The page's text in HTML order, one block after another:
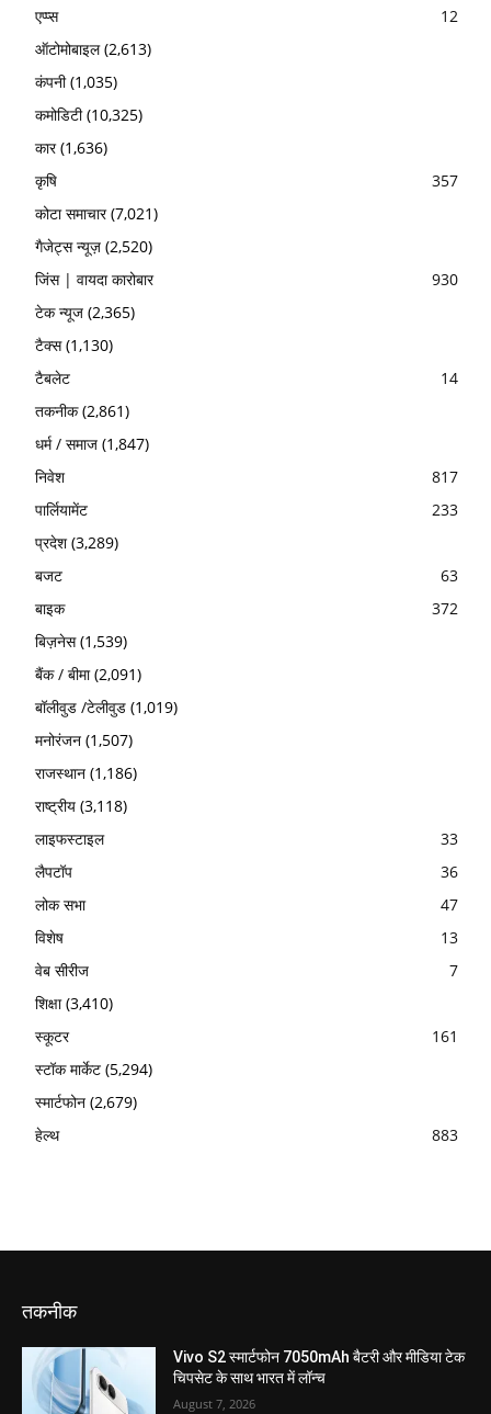
एप्प्स
12
ऑटोमोबाइल(2,613)
कंपनी(1,035)
कमोडिटी(10,325)
कार(1,636)
कृषि
357
कोटा समाचार(7,021)
गैजेट्स न्यूज़ (2,520)
जिंस | वायदा कारोबार
930
टेक न्यूज (2,365)
टैक्स(1,130)
टैबलेट
14
तकनीक(2,861)
धर्म / समाज (1,847)
निवेश
817
पार्लियामेंट
233
प्रदेश(3,289)
बजट
63
बाइक
372
बिज़नेस(1,539)
बैंक / बीमा(2,091)
बॉलीवुड /टेलीवुड (1,019)
मनोरंजन (1,507)
राजस्थान (1,186)
राष्ट्रीय (3,118)
लाइफस्टाइल
33
लैपटॉप
36
लोक सभा
47
विशेष
13
वेब सीरीज
7
शिक्षा(3,410)
स्कूटर
161
स्टॉक मार्केट (5,294)
स्मार्टफोन (2,679)
हेल्थ
883
तकनीक
Vivo S2 स्मार्टफोन 7050mAh बैटरी और मीडिया टेक
चिपसेट के साथ भारत में लॉन्च
August 7, 2026